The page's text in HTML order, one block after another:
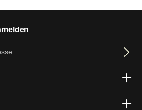
bin mit ihnen einverstanden.